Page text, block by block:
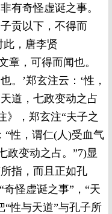
有奇怪虚诞之事。
贡以下，不得而
此，唐李贤
章，可得而闻也。
。’郑玄注云：‘性，
道，七政变动之占
》，郑玄注“夫子之
“性，谓仁(人)受血气
政变动之占。”7)显
指，而且正如孔
怪虚诞之事”，“天
“性与天道”与孔子所